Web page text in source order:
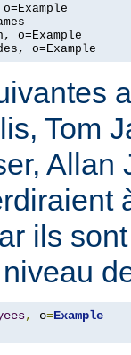
o=Example
o=Example
Tom
Allan
ils
, o=Example